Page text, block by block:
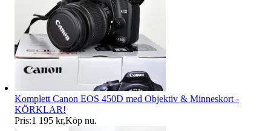
Komplett Canon EOS 450D med Objektiv & Minneskort -
KÖRKLAR!
Pris:1 195 kr,Köp nu.